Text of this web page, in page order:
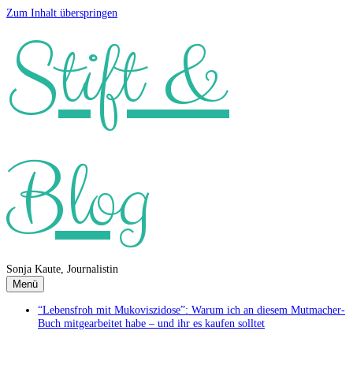
Zum Inhalt überspringen
Stift &
Blog
Sonja Kaute, Journalistin
Menü
“Lebensfroh mit Mukoviszidose”: Warum ich an diesem Mutmacher-
Buch mitgearbeitet habe – und ihr es kaufen solltet